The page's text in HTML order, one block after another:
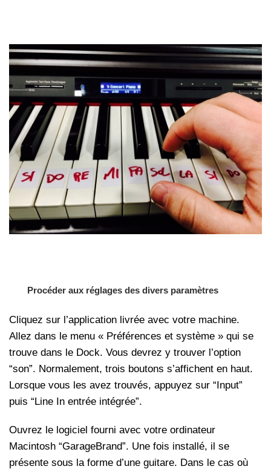
Procéder aux réglages des divers paramètres
Cliquez sur l’application livrée avec votre machine.
Allez dans le menu « Préférences et système » qui se
trouve dans le Dock. Vous devrez y trouver l’option
“son”. Normalement, trois boutons s’affichent en haut.
Lorsque vous les avez trouvés, appuyez sur “Input”
puis “Line In entrée intégrée”.
Ouvrez le logiciel fourni avec votre ordinateur
Macintosh “GarageBrand”. Une fois installé, il se
présente sous la forme d’une guitare. Dans le cas où